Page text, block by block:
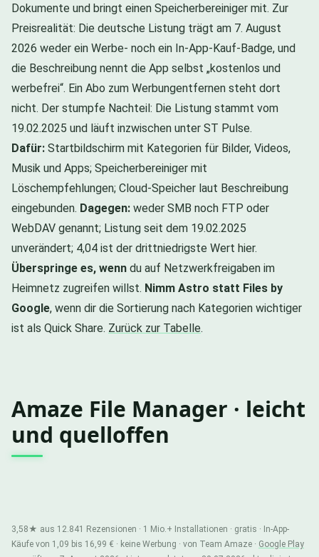
Dokumente und bringt einen Speicherbereiniger mit. Zur
Preisrealität: Die deutsche Listung trägt am 7. August
2026 weder ein Werbe- noch ein In-App-Kauf-Badge, und
die Beschreibung nennt die App selbst „kostenlos und
werbefrei“. Ein Abo zum Werbungentfernen steht dort
nicht. Der stumpfe Nachteil: Die Listung stammt vom
19.02.2025 und läuft inzwischen unter ST Pulse.
Dafür: Startbildschirm mit Kategorien für Bilder, Videos,
Musik und Apps; Speicherbereiniger mit
Löschempfehlungen; Cloud-Speicher laut Beschreibung
eingebunden. Dagegen: weder SMB noch FTP oder
WebDAV genannt; Listung seit dem 19.02.2025
unverändert; 4,04 ist der drittniedrigste Wert hier.
Überspringe es, wenn du auf Netzwerkfreigaben im
Heimnetz zugreifen willst. Nimm Astro statt Files by
Google, wenn dir die Sortierung nach Kategorien wichtiger
ist als Quick Share. Zurück zur Tabelle.
Amaze File Manager · leicht
und quelloffen
3,58★ aus 12.841 Rezensionen · 1 Mio.+ Installationen · gratis · In-App-
Käufe von 1,09 bis 16,99 € · keine Werbung · von Team Amaze · Google Play